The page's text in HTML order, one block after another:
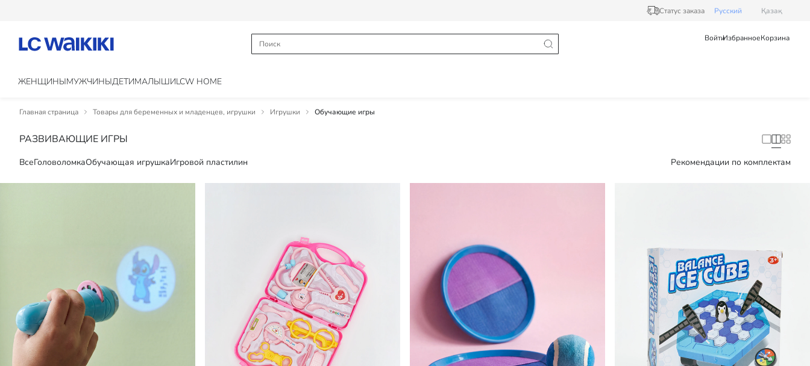
Статус заказа Pусский Қазақ
ВойтиИзбранноеКорзина
ЖЕНЩИНЫМУЖЧИНЫДЕТИМАЛЫШИLCW HOME
Главная страница Товары для беременных и младенцев, игрушки Игрушки Обучающие игры
РАЗВИВАЮЩИЕ ИГРЫ
ВсеГоловоломкаОбучающая игрушкаИгровой пластилин Рекомендации по комплектам